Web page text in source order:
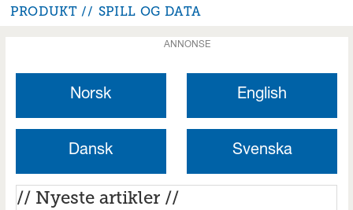
PRODUKT
SPILL OG DATA
ANNONSE
Norsk English
Dansk Svenska
// Nyeste artikler //